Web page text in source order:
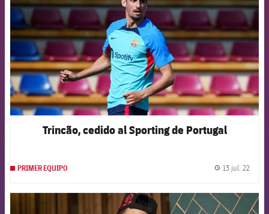
Trincão, cedido al Sporting de Portugal
PRIMER EQUIPO 13 jul. 22
FCB Barcelona badge